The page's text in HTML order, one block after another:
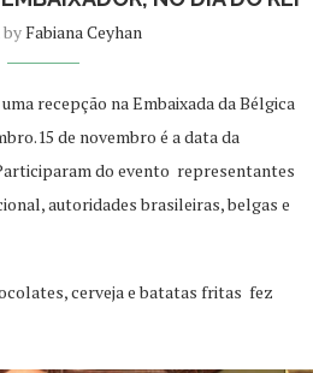
Fabiana Ceyhan
recepção na Embaixada da Bélgica
de novembro é a data da
do evento representantes
autoridades brasileiras, belgas e
cerveja e batatas fritas fez